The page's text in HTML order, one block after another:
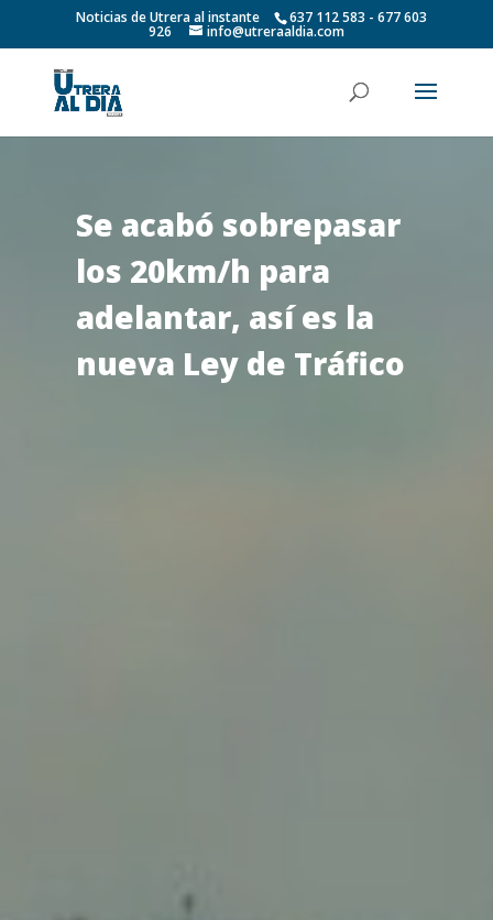
Noticias de Utrera al instante 637 112 583 - 677 603
926 info@utreraaldia.com
Se acabó sobrepasar
los 20km/h para
adelantar, así es la
nueva Ley de Tráfico